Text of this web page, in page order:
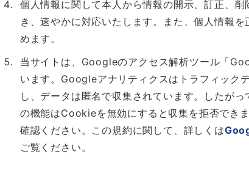
個人情報に関して本人から情報の開示、訂正、
き、速やかに対応いたします。また、個人情報
めます。
当サイトは、Googleのアクセス解析ツール「
います。Googleアナリティクスはトラフィック
し、データは匿名で収集されています。したが
の機能はCookieを無効にすると収集を拒否でき
確認ください。この規約に関して、詳しくは
ご覧ください。